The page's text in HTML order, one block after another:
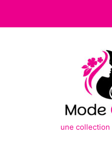
contenu
une collection